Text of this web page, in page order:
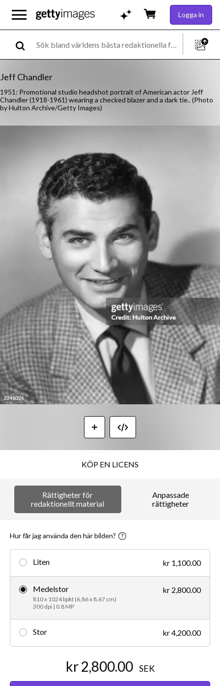
Logga in
Jeff Chandler
1951: Promotional studio headshot portrait of American actor Jeff
Chandler (1918-1961) wearing a checked blazer and a dark tie.. (Photo
by Hulton Archive/Getty Images)
KÖP EN LICENS
Rättigheter för
redaktionellt material
Anpassade
rättigheter
Hur får jag använda den här bilden?
Liten kr 1,100.00
Medelstor
810 x 1024 bpkt (6,86 x 8,67 cm)
300 dpi | 0.8 MP
kr 2,800.00
Stor kr 4,200.00
kr 2,800.00 SEK